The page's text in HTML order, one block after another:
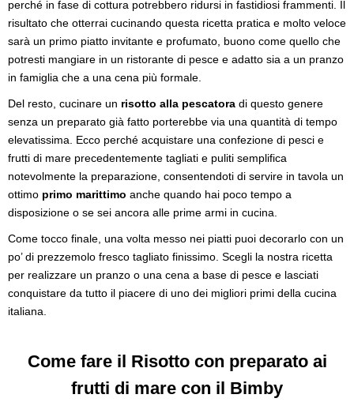
perché in fase di cottura potrebbero ridursi in fastidiosi frammenti. Il
risultato che otterrai cucinando questa ricetta pratica e molto veloce
sarà un primo piatto invitante e profumato, buono come quello che
potresti mangiare in un ristorante di pesce e adatto sia a un pranzo
in famiglia che a una cena più formale.
Del resto, cucinare un risotto alla pescatora di questo genere
senza un preparato già fatto porterebbe via una quantità di tempo
elevatissima. Ecco perché acquistare una confezione di pesci e
frutti di mare precedentemente tagliati e puliti semplifica
notevolmente la preparazione, consentendoti di servire in tavola un
ottimo primo marittimo anche quando hai poco tempo a
disposizione o se sei ancora alle prime armi in cucina.
Come tocco finale, una volta messo nei piatti puoi decorarlo con un
po’ di prezzemolo fresco tagliato finissimo. Scegli la nostra ricetta
per realizzare un pranzo o una cena a base di pesce e lasciati
conquistare da tutto il piacere di uno dei migliori primi della cucina
italiana.
Come fare il Risotto con preparato ai
frutti di mare con il Bimby